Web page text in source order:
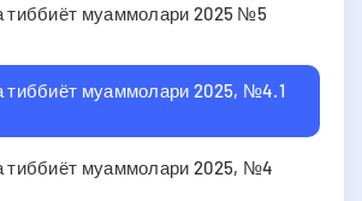
тиббиёт муаммолари 2025 №5
тиббиёт муаммолари 2025, №4.1
тиббиёт муаммолари 2025, №4